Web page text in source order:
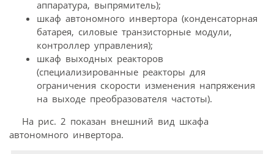
аппаратура, выпрямитель);
шкаф автономного инвертора (конденсаторная
батарея, силовые транзисторные модули,
контроллер управления);
шкаф выходных реакторов
(специализированные реакторы для
ограничения скорости изменения напряжения
на выходе преобразователя частоты).
На рис. 2 показан внешний вид шкафа
автономного инвертора.